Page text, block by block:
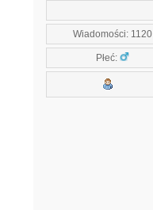
Wiadomości: 1120
Płeć: